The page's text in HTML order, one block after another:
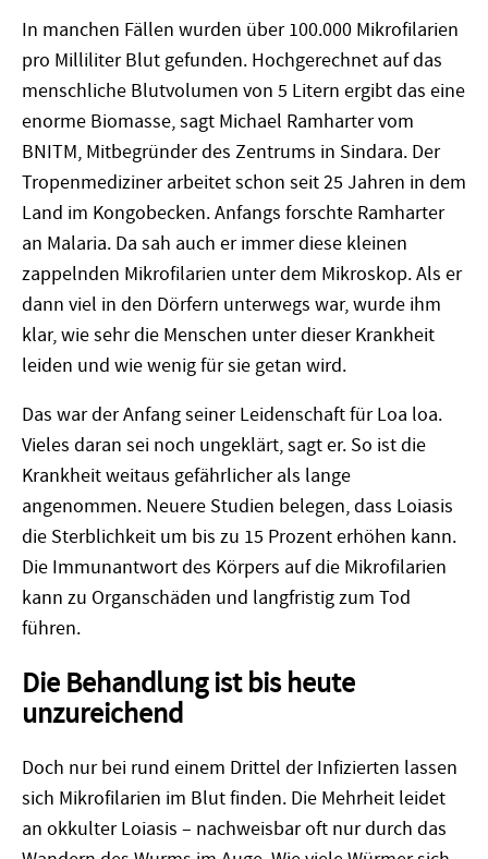
In manchen Fällen wurden über 100.000 Mikrofilarien
pro Milliliter Blut gefunden. Hochgerechnet auf das
menschliche Blutvolumen von 5 Litern ergibt das eine
enorme Biomasse, sagt Michael Ramharter vom
BNITM, Mitbegründer des Zentrums in Sindara. Der
Tropenmediziner arbeitet schon seit 25 Jahren in dem
Land im Kongobecken. Anfangs forschte Ramharter
an Malaria. Da sah auch er immer diese kleinen
zappelnden Mikrofilarien unter dem Mikroskop. Als er
dann viel in den Dörfern unterwegs war, wurde ihm
klar, wie sehr die Menschen unter dieser Krankheit
leiden und wie wenig für sie getan wird.
Das war der Anfang seiner Leidenschaft für Loa loa.
Vieles daran sei noch ungeklärt, sagt er. So ist die
Krankheit weitaus gefährlicher als lange
angenommen. Neuere Studien belegen, dass Loiasis
die Sterblichkeit um bis zu 15 Prozent erhöhen kann.
Die Immunantwort des Körpers auf die Mikrofilarien
kann zu Organschäden und langfristig zum Tod
führen.
Die Behandlung ist bis heute
unzureichend
Doch nur bei rund einem Drittel der Infizierten lassen
sich Mikrofilarien im Blut finden. Die Mehrheit leidet
an okkulter Loiasis – nachweisbar oft nur durch das